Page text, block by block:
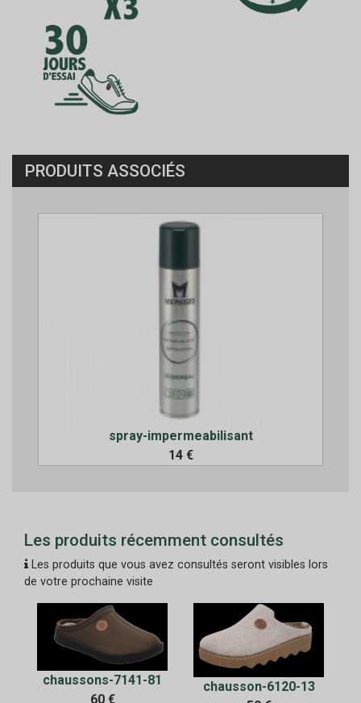
PRODUITS ASSOCIÉS
spray-impermeabilisant
14 €
Les produits récemment consultés
Les produits que vous avez consultés seront visibles lors
de votre prochaine visite
chaussons-7141-81
60 €
chausson-6120-13